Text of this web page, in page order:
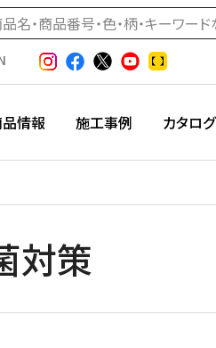
情報 施工事例 カタログ
対策